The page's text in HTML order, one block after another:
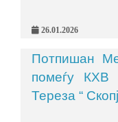
26.01.2026
Потпишан
помеѓу КХВ
Тереза “